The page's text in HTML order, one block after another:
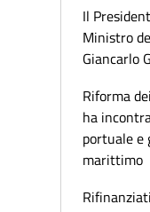
Il
Ministro
Giancarlo
Riforma
ha
portuale e
marittimo